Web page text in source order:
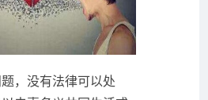
，没有法律可以处